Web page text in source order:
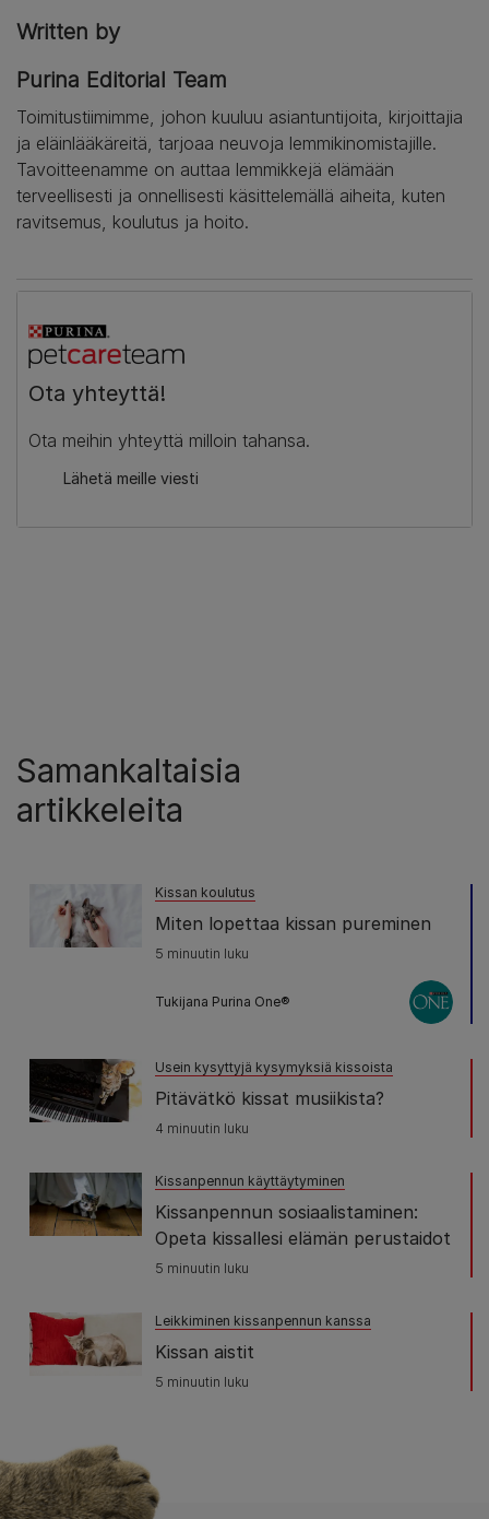
Written by
Purina Editorial Team
Toimitustiimimme, johon kuuluu asiantuntijoita, kirjoittajia
ja eläinlääkäreitä, tarjoaa neuvoja lemmikinomistajille.
Tavoitteenamme on auttaa lemmikkejä elämään
terveellisesti ja onnellisesti käsittelemällä aiheita, kuten
ravitsemus, koulutus ja hoito.
Ota yhteyttä!
Ota meihin yhteyttä milloin tahansa.
Lähetä meille viesti
Samankaltaisia
artikkeleita
Kissan koulutus
Miten lopettaa kissan pureminen
5 minuutin luku
Tukijana Purina One®
Usein kysyttyjä kysymyksiä kissoista
Pitävätkö kissat musiikista?
4 minuutin luku
Kissanpennun käyttäytyminen
Kissanpennun sosiaalistaminen:
Opeta kissallesi elämän perustaidot
5 minuutin luku
Leikkiminen kissanpennun kanssa
Kissan aistit
5 minuutin luku